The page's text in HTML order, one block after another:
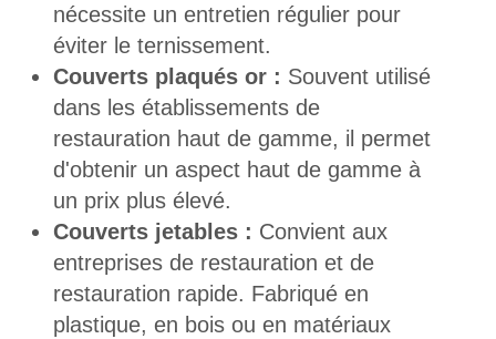
nécessite un entretien régulier pour
éviter le ternissement.
Couverts plaqués or : Souvent utilisé
dans les établissements de
restauration haut de gamme, il permet
d'obtenir un aspect haut de gamme à
un prix plus élevé.
Couverts jetables : Convient aux
entreprises de restauration et de
restauration rapide. Fabriqué en
plastique, en bois ou en matériaux